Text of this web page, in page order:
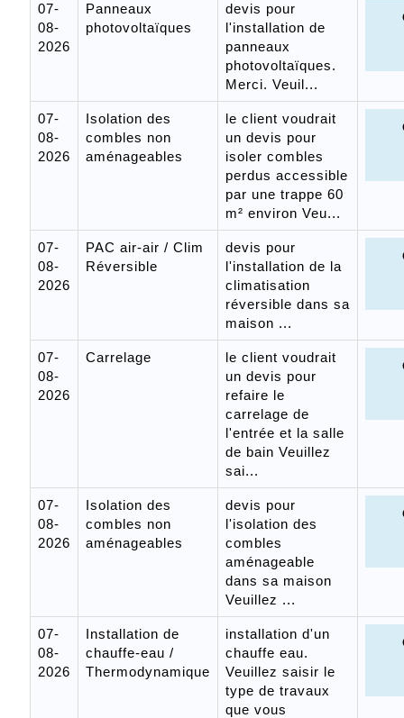
07-
08-
2026
Panneaux
photovoltaïques
devis pour
l'installation de
panneaux
photovoltaïques.
Merci. Veuil...
07-
08-
2026
Isolation des
combles non
aménageables
le client voudrait
un devis pour
isoler combles
perdus accessible
par une trappe 60
m² environ Veu...
07-
08-
2026
PAC air-air / Clim
Réversible
devis pour
l'installation de la
climatisation
réversible dans sa
maison ...
07-
08-
2026
Carrelage
le client voudrait
un devis pour
refaire le
carrelage de
l'entrée et la salle
de bain Veuillez
sai...
07-
08-
2026
Isolation des
combles non
aménageables
devis pour
l'isolation des
combles
aménageable
dans sa maison
Veuillez ...
07-
08-
2026
Installation de
chauffe-eau /
Thermodynamique
installation d'un
chauffe eau.
Veuillez saisir le
type de travaux
que vous